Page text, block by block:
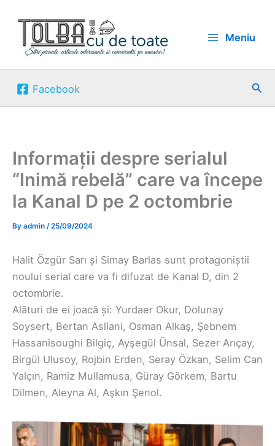
content
Meniu
Facebook
Informații despre serialul
“Inimă rebelă” care va începe
la Kanal D pe 2 octombrie
By admin /25/09/2024
Halit Özgür Sarı și Simay Barlas sunt protagoniștii
noului serial care va fi difuzat de Kanal D, din 2
octombrie.
Alături de ei joacă și: Yurdaer Okur, Dolunay
Soysert, Bertan Asllani, Osman Alkaş, Şebnem
Hassanisoughi Bilgiç, Ayşegül Ünsal, Sezer Arıçay,
Birgül Ulusoy, Rojbin Erden, Seray Özkan, Selim Can
Yalçın, Ramiz Mullamusa, Güray Görkem, Bartu
Dilmen, Aleyna Al, Aşkın Şenol.